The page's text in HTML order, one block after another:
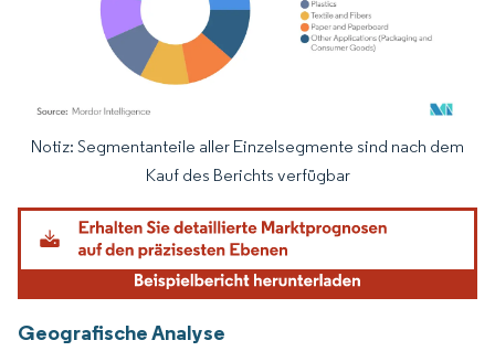
Bild © Mordor Intelligence. Wiederverwendung erfordert Namensnennung
Notiz: Segmentanteile aller Einzelsegmente sind nach dem
Kauf des Berichts verfügbar
Geografische Analyse